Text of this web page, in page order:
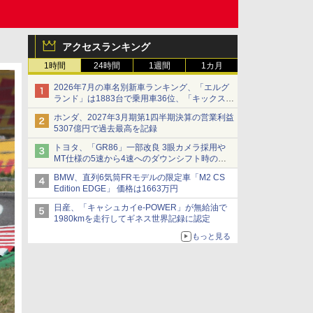
アクセスランキング
1時間 24時間 1週間 1カ月
2026年7月の車名別新車ランキング、「エルグ
ランド」は1883台で乗用車36位、「キックス」
は2591台で27位に
ホンダ、2027年3月期第1四半期決算の営業利益
5307億円で過去最高を記録
トヨタ、「GR86」一部改良 3眼カメラ採用や
MT仕様の5速から4速へのダウンシフト時の操
作性向上など
BMW、直列6気筒FRモデルの限定車「M2 CS
Edition EDGE」 価格は1663万円
日産、「キャシュカイe-POWER」が無給油で
1980kmを走行してギネス世界記録に認定
もっと見る